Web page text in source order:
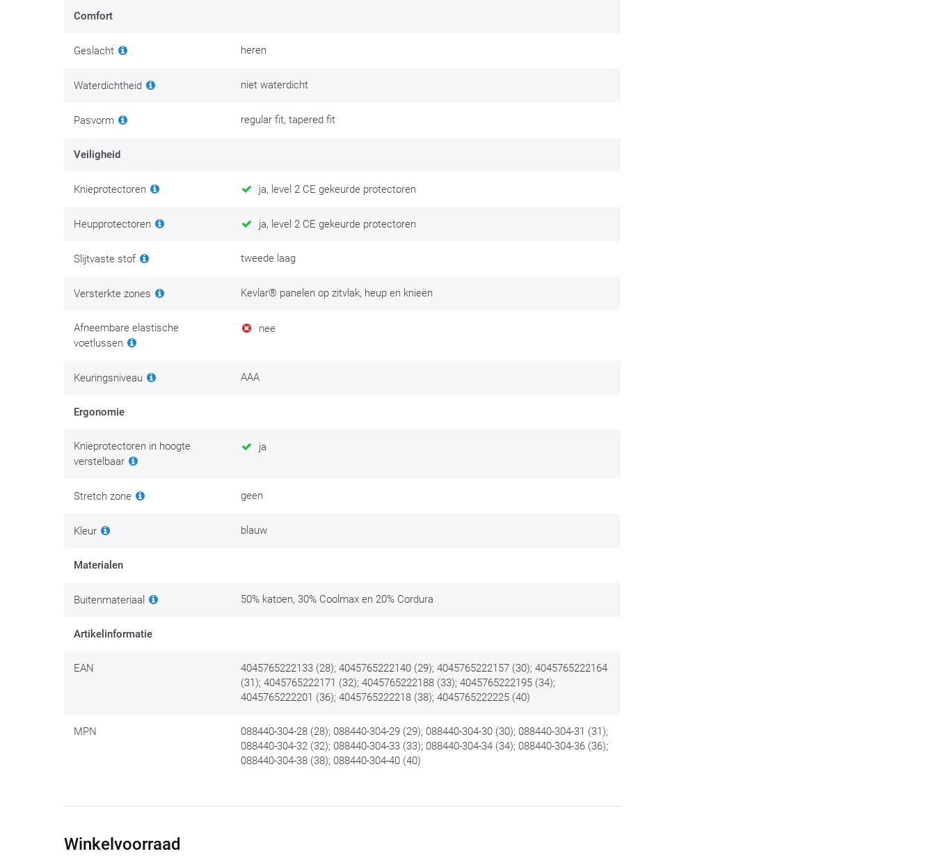
persoonlijke veiligheid. Investeer na je aankoop dan ook in het onderhoud ervan en geniet extra lang van je spullen. We
Comfort
Geslacht heren
Waterdichtheid niet waterdicht
Pasvorm regular fit, tapered fit
Veiligheid
Knieprotectoren ja, level 2 CE gekeurde protectoren
Heupprotectoren ja, level 2 CE gekeurde protectoren
Slijtvaste stof tweede laag
Versterkte zones Kevlar® panelen op zitvlak, heup en knieën
Afneembare elastische
voetlussen
nee
Keuringsniveau AAA
Ergonomie
Knieprotectoren in hoogte
verstelbaar
ja
Stretch zone geen
Kleur blauw
Materialen
Buitenmateriaal 50% katoen, 30% Coolmax en 20% Cordura
Artikelinformatie
EAN
4045765222133 (28); 4045765222140 (29); 4045765222157 (30); 4045765222164
(31); 4045765222171 (32); 4045765222188 (33); 4045765222195 (34);
4045765222201 (36); 4045765222218 (38); 4045765222225 (40)
MPN
088440-304-28 (28); 088440-304-29 (29); 088440-304-30 (30); 088440-304-31 (31);
088440-304-32 (32); 088440-304-33 (33); 088440-304-34 (34); 088440-304-36 (36);
088440-304-38 (38); 088440-304-40 (40)
Winkelvoorraad